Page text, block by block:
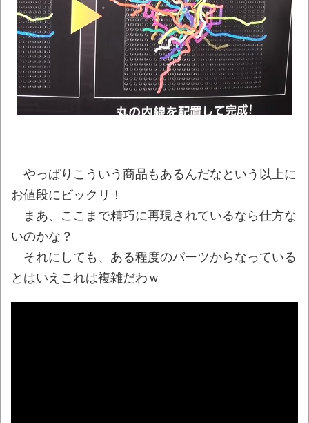
【悲報】民主党政権期、トヨタ本体すら営
業赤字になる「超円高」…中小企業の景況も厳
しい水準だった←これエグいよなNEW!
【動画】大阪のゲリラ豪雨を生駒山の山頂
から撮影したビデオが美しい。NEW!
ある暑い日の１日
08/10NEWS!! 台風15号、11日に東北上陸
のおそれとか イオンモール爆発巡り遺族装う
投稿拡散とか 夫・ひろゆき氏に西村ゆか氏
が“離婚”を提示とか 「タトゥー入れてる奴は
全員バカです」彫り師YouTuber・しげちさん
の動画話題とか
やっぱりこういう商品もあるんだなという以上に
お値段にビックリ！
まあ、ここまで精巧に再現されているなら仕方な
いのかな？
それにしても、ある程度のパーツからなっている
とはいえこれは複雑だわｗ